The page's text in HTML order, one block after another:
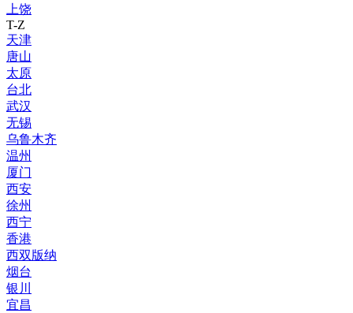
上饶
T-Z
天津
唐山
太原
台北
武汉
无锡
乌鲁木齐
温州
厦门
西安
徐州
西宁
香港
西双版纳
烟台
银川
宜昌